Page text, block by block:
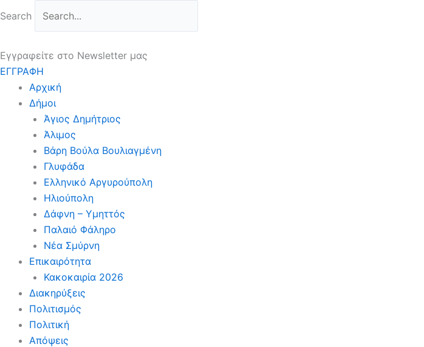
στο
Search
Εγγραφείτε στο Newsletter μας
ΕΓΓΡΑΦΗ
Αρχική
Δήμοι
Άγιος Δημήτριος
Άλιμος
Βάρη Βούλα Βουλιαγμένη
Γλυφάδα
Ελληνικό Αργυρούπολη
Ηλιούπολη
Δάφνη – Υμηττός
Παλαιό Φάληρο
Νέα Σμύρνη
Επικαιρότητα
Κακοκαιρία 2026
Διακηρύξεις
Πολιτισμός
Πολιτική
Απόψεις